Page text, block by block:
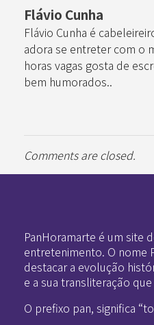
Flávio Cunha
Flávio Cunha é
adora se entreter com o
horas vagas gosta de
bem humorados..
Comments are closed.
PanHoramarte é um site
entretenimento. O nome
destacar a evolução
e a sua transliteração
O prefixo pan, significa